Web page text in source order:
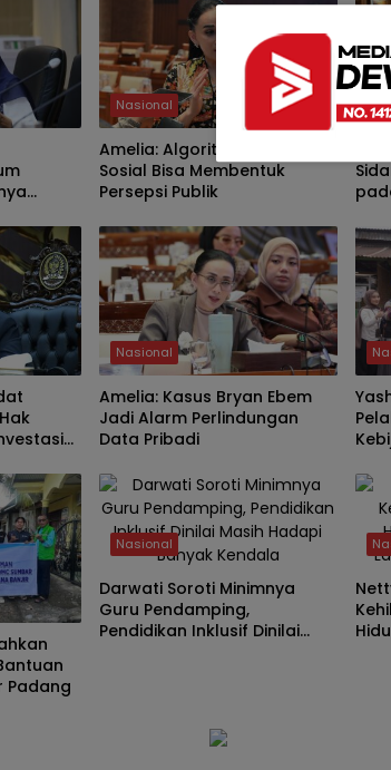
Nasional
Amelia: Algoritma Media
Sosial Bisa Membentuk
Persepsi Publik
Nasional
Amelia: Kasus Bryan Ebem
Jadi Alarm Perlindungan
Data Pribadi
Padang
Nasional
Darwati Soroti Minimnya
Guru Pendamping,
Pendidikan Inklusif Dinilai